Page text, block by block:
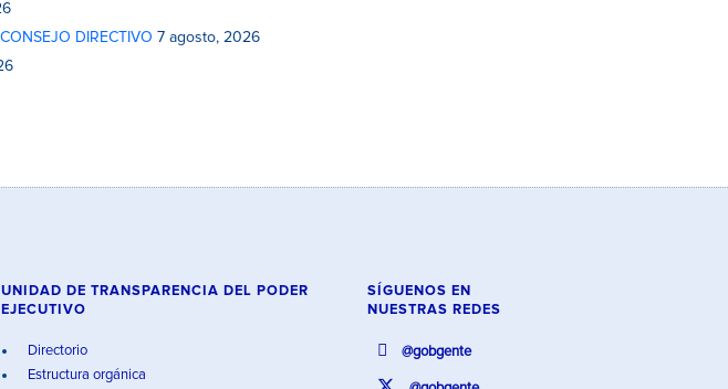
DIRECTIVO 7 agosto, 2026
UNIDAD DE TRANSPARENCIA DEL PODER
EJECUTIVO
Directorio
Estructura orgánica
SÍGUENOS EN
NUESTRAS REDES
@gobgente